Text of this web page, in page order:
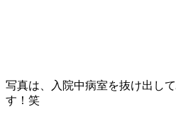
写真は、入院中病室を抜け出し
す！笑